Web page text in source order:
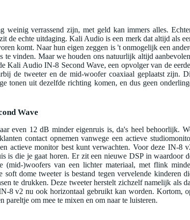
weinig verrassend zijn, met geld kan immers alles.
de echte uitdaging. Kali Audio is een merk dat altijd als
komt. Naar hun eigen zeggen is 't onmogelijk een
te vinden. Maar we houden ons natuurlijk altijd
Kali Audio IN-8 Second Wave, een opvolger van de
de tweeter en de mid-woofer coaxiaal geplaatst zijn.
tonen uit dezelfde richting komen, en dus geen
Wave
even 12 dB minder eigenruis is, da's heel behoorlijk.
contact opnemen vanwege een actieve
actieve monitor best kunt verwachten. Voor deze IN-8
is die je gaat horen. Er zit een nieuwe DSP in waardoor
)woofers van een lichter materiaal, met flink
dome tweeter is bestand tegen vervelende kinderen
te drukken. Deze tweeter herstelt zichzelf namelijk als
8 v2 nu ook horizontaal gebruikt kan worden. Kortom,
om mee te mixen en om naar te luisteren.